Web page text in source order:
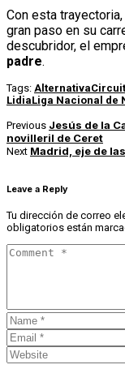
Con esta
gran paso en su
descubridor, el
padre.
Tags: Alternativa
LidiaLiga Nacional de
Previous Jesús de la
novilleril de Ceret
Next Madrid, eje de
Leave a Reply
Tu dirección de correo
obligatorios están